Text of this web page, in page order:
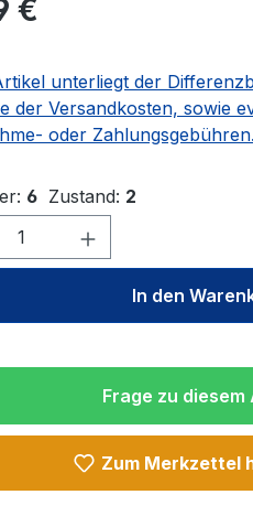
€
unterliegt der
der Versandkosten, sowie
oder Zahlungsgebühren.
6 Zustand: 2
Anzahl: Gib
In den
Frage zu diesem
Zum Merkzettel